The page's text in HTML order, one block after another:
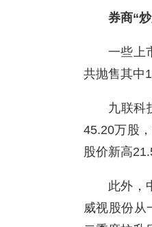
券商“
一些上
共抛售其中
九联科
45.20万股
股价新高
此外，
威视股份从